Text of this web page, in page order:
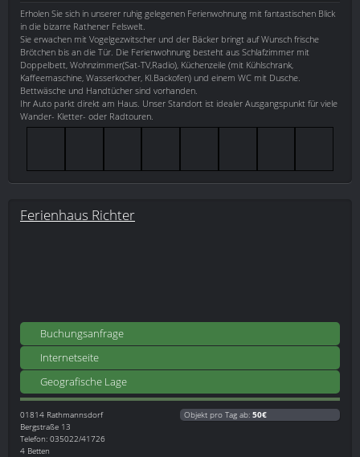
Erholen Sie sich in unserer ruhig gelegenen Ferienwohnung mit fantastischen Blick
in die bizarre Rathener Felswelt.
Sie erwachen mit Vogelgezwitscher und der Bäcker bringt auf Wunsch frische
Brötchen bis an die Tür. Die Ferienwohnung besteht aus Schlafzimmer mit
Doppelbett, Wohnzimmer(Sat-TV,Radio), Küchenzeile (mit Kühlschrank,
Kaffeemaschine, Wasserkocher, Kl.Backofen) und einem WC mit Dusche.
Bettwäsche und Handtücher sind vorhanden.
Ihr Auto parkt direkt am Haus. Unser Standort ist idealer Ausgangspunkt für viele
Wander- Kletter- oder Radtouren.
Ferienhaus Richter
Buchungsanfrage
Internetseite
Geografische Lage
01814 Rathmannsdorf
Bergstraße 13
Telefon: 035022/41726
4 Betten
Objekt pro Tag ab: 50€